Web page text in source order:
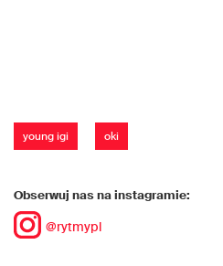
young igi oki
Obserwuj nas na instagramie:
@rytmypl